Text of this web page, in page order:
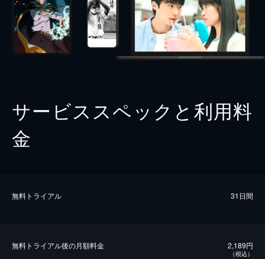
サービススペックと利用料
金
無料トライアル 31日間
無料トライアル後の⽉額料金 2,189円
（税込）